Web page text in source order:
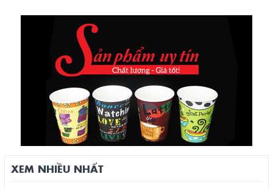
XEM NHIỀU NHẤT